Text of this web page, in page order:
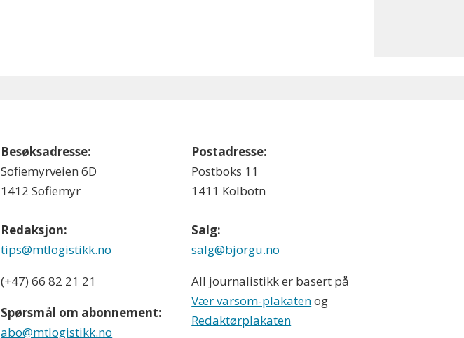
Besøksadresse:
Sofiemyrveien 6D
1412 Sofiemyr
Redaksjon:
tips@mtlogistikk.no
(+47) 66 82 21 21
Spørsmål om abonnement:
abo@mtlogistikk.no
Postadresse:
Postboks 11
1411 Kolbotn
Salg:
salg@bjorgu.no
All journalistikk er basert på
Vær varsom-plakatenog
Redaktørplakaten